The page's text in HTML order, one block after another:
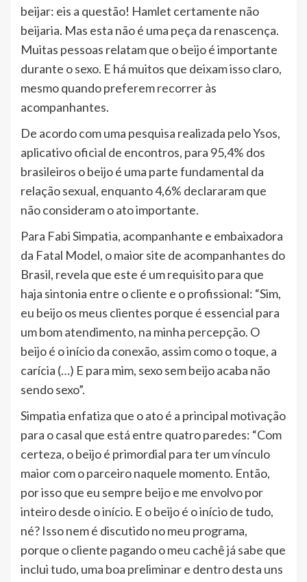
beijar: eis a questão! Hamlet certamente não
beijaria. Mas esta não é uma peça da renascença.
Muitas pessoas relatam que o beijo é importante
durante o sexo. E há muitos que deixam isso claro,
mesmo quando preferem recorrer às
acompanhantes.
De acordo com uma pesquisa realizada pelo Ysos,
aplicativo oficial de encontros, para 95,4% dos
brasileiros o beijo é uma parte fundamental da
relação sexual, enquanto 4,6% declararam que
não consideram o ato importante.
Para Fabi Simpatia, acompanhante e embaixadora
da Fatal Model, o maior site de acompanhantes do
Brasil, revela que este é um requisito para que
haja sintonia entre o cliente e o profissional: “Sim,
eu beijo os meus clientes porque é essencial para
um bom atendimento, na minha percepção. O
beijo é o início da conexão, assim como o toque, a
carícia (…) E para mim, sexo sem beijo acaba não
sendo sexo”.
Simpatia enfatiza que o ato é a principal motivação
para o casal que está entre quatro paredes: “Com
certeza, o beijo é primordial para ter um vínculo
maior com o parceiro naquele momento. Então,
por isso que eu sempre beijo e me envolvo por
inteiro desde o início. E o beijo é o início de tudo,
né? Isso nem é discutido no meu programa,
porque o cliente pagando o meu cachê já sabe que
inclui tudo, uma boa preliminar e dentro desta uns